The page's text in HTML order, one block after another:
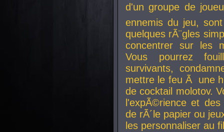
d'un groupe de
ennemis du jeu,
quelques rÃ¨gles
concentrer sur les
Vous pourrez
survivants,
mettre le feu Ã une
de cocktail molotov.
l'expÃ©rience et
de rÃ´le papier ou
les personnaliser au